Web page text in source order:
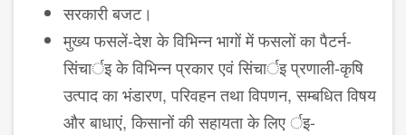
सरकारी बजट।
मुख्य फसलें-देश के विभिन्न भागों में फसलों का पैटर्न-
सिंचार्इ के विभिन्न प्रकार एवं सिंचार्इ प्रणाली-कृषि
उत्पाद का भंडारण, परिवहन तथा विपणन, सम्ब​धित विषय
और बाधाएं, किसानों की सहायता के लिए र्इ-